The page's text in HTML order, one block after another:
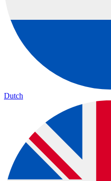
Dutch